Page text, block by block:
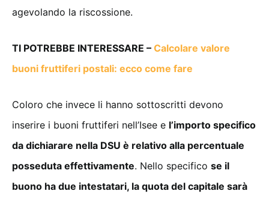
agevolando la riscossione.
TI POTREBBE INTERESSARE – Calcolare valore
buoni fruttiferi postali: ecco come fare
Coloro che invece li hanno sottoscritti devono
inserire i buoni fruttiferi nell’Isee e l’importo specifico
da dichiarare nella DSU è relativo alla percentuale
posseduta effettivamente. Nello specifico se il
buono ha due intestatari, la quota del capitale sarà